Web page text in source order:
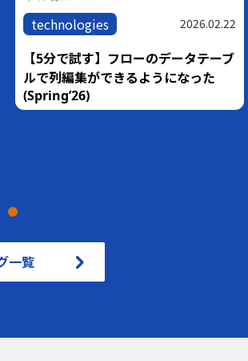
technologies 2026.02.22
【5分で試す】フローのデータテーブ
ルで列編集ができるようになった
(Spring’26)
一覧